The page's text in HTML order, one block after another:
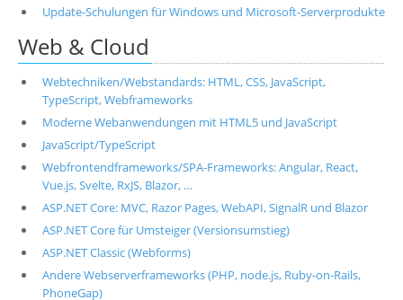
Update-Schulungen für Windows und Microsoft-Serverprodukte
Web & Cloud
Webtechniken/Webstandards: HTML, CSS, JavaScript,
TypeScript, Webframeworks
Moderne Webanwendungen mit HTML5 und JavaScript
JavaScript/TypeScript
Webfrontendframeworks/SPA-Frameworks: Angular, React,
Vue.js, Svelte, RxJS, Blazor, …
ASP.NET Core: MVC, Razor Pages, WebAPI, SignalR und Blazor
ASP.NET Core für Umsteiger (Versionsumstieg)
ASP.NET Classic (Webforms)
Andere Webserverframeworks (PHP, node.js, Ruby-on-Rails,
PhoneGap)